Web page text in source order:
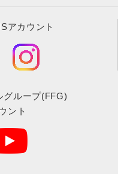
アカウント
グループ(FFG)
ント